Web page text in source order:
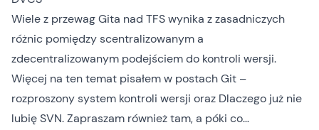
Wiele z przewag Gita nad TFS wynika z zasadniczych
różnic pomiędzy scentralizowanym a
zdecentralizowanym podejściem do kontroli wersji.
Więcej na ten temat pisałem w postachGit –
rozproszony system kontroli wersji oraz Dlaczego już nie
lubię SVN. Zapraszam również tam, a póki co…